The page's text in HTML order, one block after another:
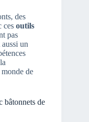
des
ces outils
pas
un
de
bâtonnets de